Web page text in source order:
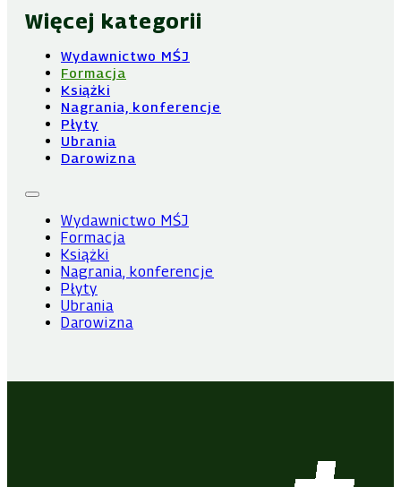
Więcej kategorii
Wydawnictwo MŚJ
Formacja
Książki
Nagrania, konferencje
Płyty
Ubrania
Darowizna
Wydawnictwo MŚJ
Formacja
Książki
Nagrania, konferencje
Płyty
Ubrania
Darowizna